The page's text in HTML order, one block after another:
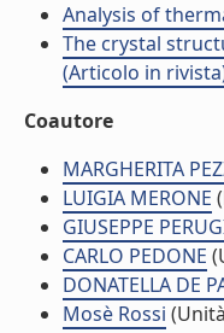
Analysis of
The crystal
(Articolo in
Coautore
MARGHERITA
LUIGIA MERONE
GIUSEPPE
CARLO PEDONE
DONATELLA DE
Mosè Rossi